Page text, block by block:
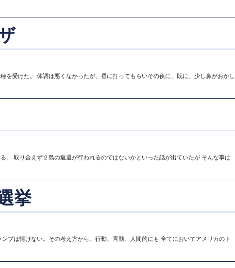
を受けた。 体調は悪くなかったが、昼に打ってもらいその夜に、既に、少し鼻がおかし
。 取り合えず２島の返還が行われるのではないかといった話が出ていたが そんな事は
挙
プは情けない。その考え方から、行動、言動、人間的にも 全てにおいてアメリカのト